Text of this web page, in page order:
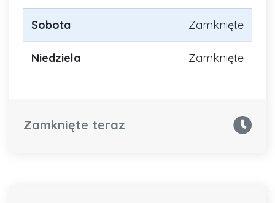
Sobota Zamknięte
Niedziela Zamknięte
Zamknięte teraz